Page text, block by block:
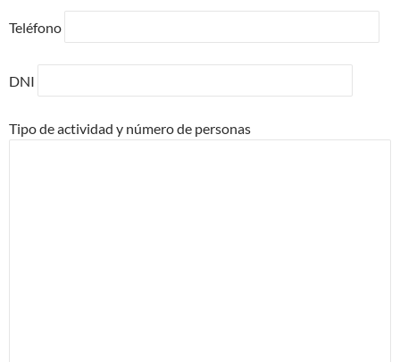
Teléfono
DNI
Tipo de actividad y número de personas